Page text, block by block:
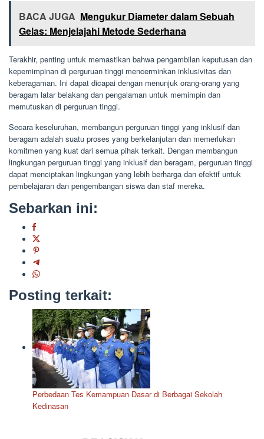
BACA JUGA Mengukur Diameter dalam Sebuah
Gelas: Menjelajahi Metode Sederhana
Terakhir, penting untuk memastikan bahwa pengambilan keputusan dan
kepemimpinan di perguruan tinggi mencerminkan inklusivitas dan
keberagaman. Ini dapat dicapai dengan menunjuk orang-orang yang
beragam latar belakang dan pengalaman untuk memimpin dan
memutuskan di perguruan tinggi.
Secara keseluruhan, membangun perguruan tinggi yang inklusif dan
beragam adalah suatu proses yang berkelanjutan dan memerlukan
komitmen yang kuat dari semua pihak terkait. Dengan membangun
lingkungan perguruan tinggi yang inklusif dan beragam, perguruan tinggi
dapat menciptakan lingkungan yang lebih berharga dan efektif untuk
pembelajaran dan pengembangan siswa dan staf mereka.
Sebarkan ini:
Posting terkait:
Perbedaan Tes Kemampuan Dasar di Berbagai Sekolah
Kedinasan